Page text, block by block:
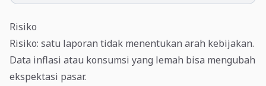
Risiko
Risiko: satu laporan tidak menentukan arah kebijakan.
Data inflasi atau konsumsi yang lemah bisa mengubah
ekspektasi pasar.